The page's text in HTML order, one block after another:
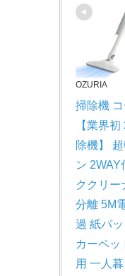
OZURIA
掃除機
【業界
除機】
ン 2WAY
ククリー
分離 5M
過 紙パ
カーペッ
用 一人